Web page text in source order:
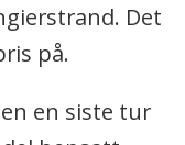
Det
på.
en siste tur